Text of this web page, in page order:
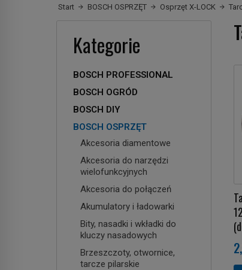
Start BOSCH OSPRZĘT Osprzęt X-LOCK
Kategorie
BOSCH PROFESSIONAL
BOSCH OGRÓD
BOSCH DIY
BOSCH OSPRZĘT
Akcesoria diamentowe
Akcesoria do narzędzi
wielofunkcyjnych
Akcesoria do połączeń
Akumulatory i ładowarki
Bity, nasadki i wkładki do
kluczy nasadowych
Brzeszczoty, otwornice,
tarcze pilarskie